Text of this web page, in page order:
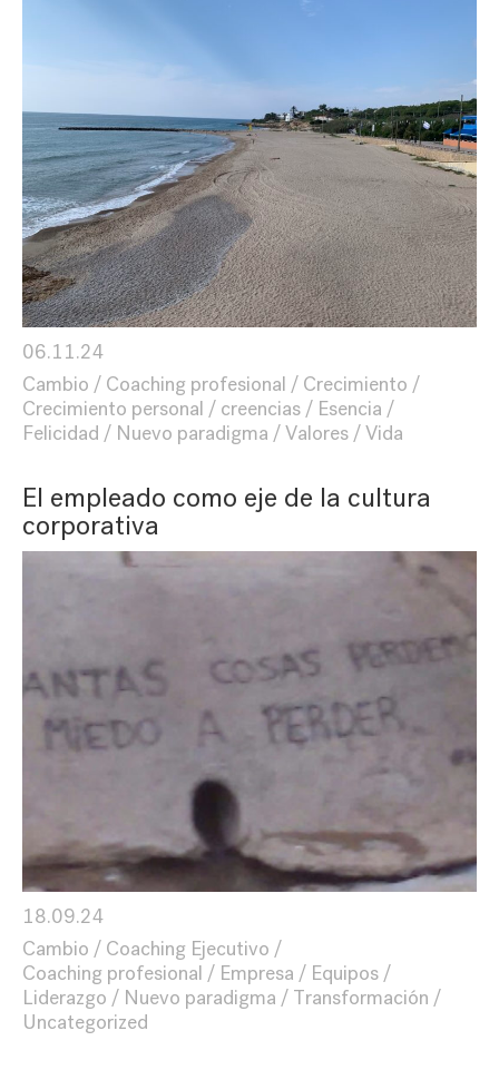
06.11.24
Cambio
Coaching profesional
Crecimiento
Crecimiento personal
creencias
Esencia
Felicidad
Nuevo paradigma Valores Vida
El empleado como eje de la cultura
corporativa
18.09.24
Cambio
Coaching Ejecutivo
Coaching profesional
Empresa
Equipos
Liderazgo
Nuevo paradigma
Transformación
Uncategorized